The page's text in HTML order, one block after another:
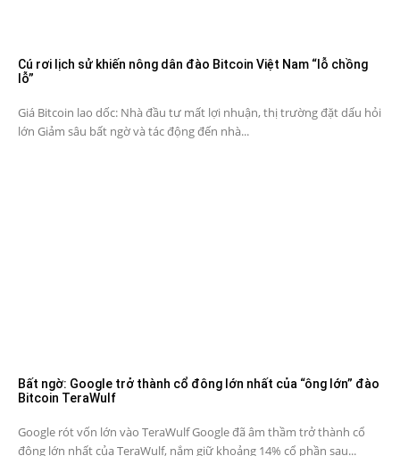
Cú rơi lịch sử khiến nông dân đào Bitcoin Việt Nam “lỗ chồng
lỗ”
Giá Bitcoin lao dốc: Nhà đầu tư mất lợi nhuận, thị trường đặt dấu hỏi
lớn Giảm sâu bất ngờ và tác động đến nhà...
Bất ngờ: Google trở thành cổ đông lớn nhất của “ông lớn” đào
Bitcoin TeraWulf
Google rót vốn lớn vào TeraWulf Google đã âm thầm trở thành cổ
đông lớn nhất của TeraWulf, nắm giữ khoảng 14% cổ phần sau...